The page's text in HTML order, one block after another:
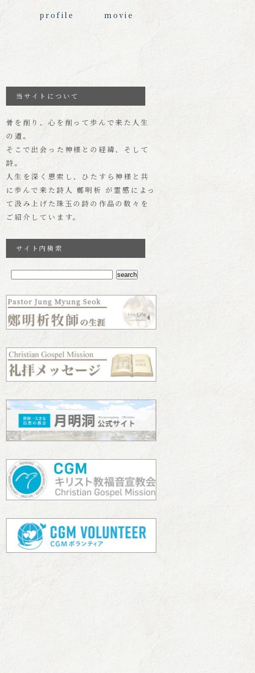
movie
profile
当サイトについて
骨を削り、心を削って歩んで来た人生
の道。
そこで出会った神様との経緯、そして
詩。
人生を深く思索し、ひたすら神様と共
に歩んで来た詩人 鄭明析 が霊感によっ
て汲み上げた珠玉の詩の作品の数々を
ご紹介しています。
サイト内検索